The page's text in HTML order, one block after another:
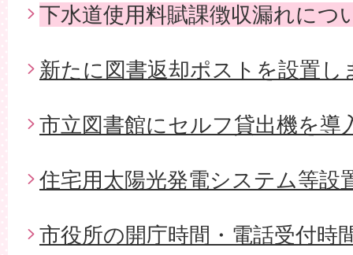
下水道使用料賦課徴収漏れにつ
新たに図書返却ポストを設置し
市立図書館にセルフ貸出機を導
住宅用太陽光発電システム等設
市役所の開庁時間・電話受付時